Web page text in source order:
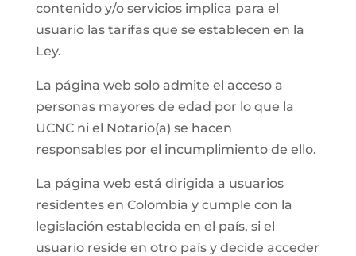
contenido y/o servicios implica para el
usuario las tarifas que se establecen en la
Ley.
La página web solo admite el acceso a
personas mayores de edad por lo que la
UCNC ni el Notario(a) se hacen
responsables por el incumplimiento de ello.
La página web está dirigida a usuarios
residentes en Colombia y cumple con la
legislación establecida en el país, si el
usuario reside en otro país y decide acceder